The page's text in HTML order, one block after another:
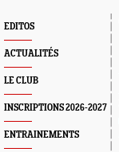
EDITOS
ACTUALITÉS
LE CLUB
INSCRIPTIONS 2026-2027
ENTRAINEMENTS